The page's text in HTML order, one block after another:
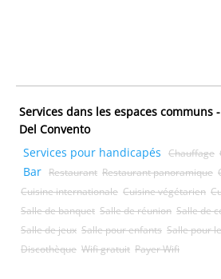
Services dans les espaces communs
Del Convento
Services pour handicapés
Chauffage
Bar Restaurant Restaurant panoramique
Cuisine internationale Cuisine végétarien
Salle de banquet Salle de réunion Salle de
Salle de jeux Salle pour enfants Salle pour
Discothèque Wifi gratuit Payer Wifi